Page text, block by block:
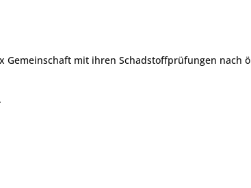
mit ihren Schadstoffprüfungen nach